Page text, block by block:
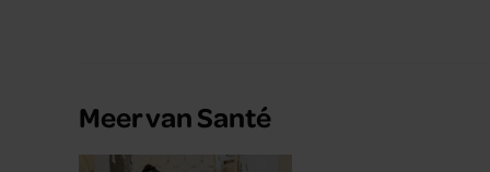
Meer van Santé